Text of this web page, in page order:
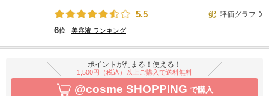
5.5
評価グラフ
6位 美容液 ランキング
ポイントがたまる！使える！
1,500円（税込）以上ご購入で送料無料
@cosme SHOPPING で購入